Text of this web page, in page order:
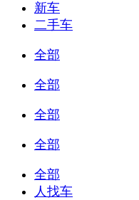
新车
二手车
全部
全部
全部
全部
全部
人找车